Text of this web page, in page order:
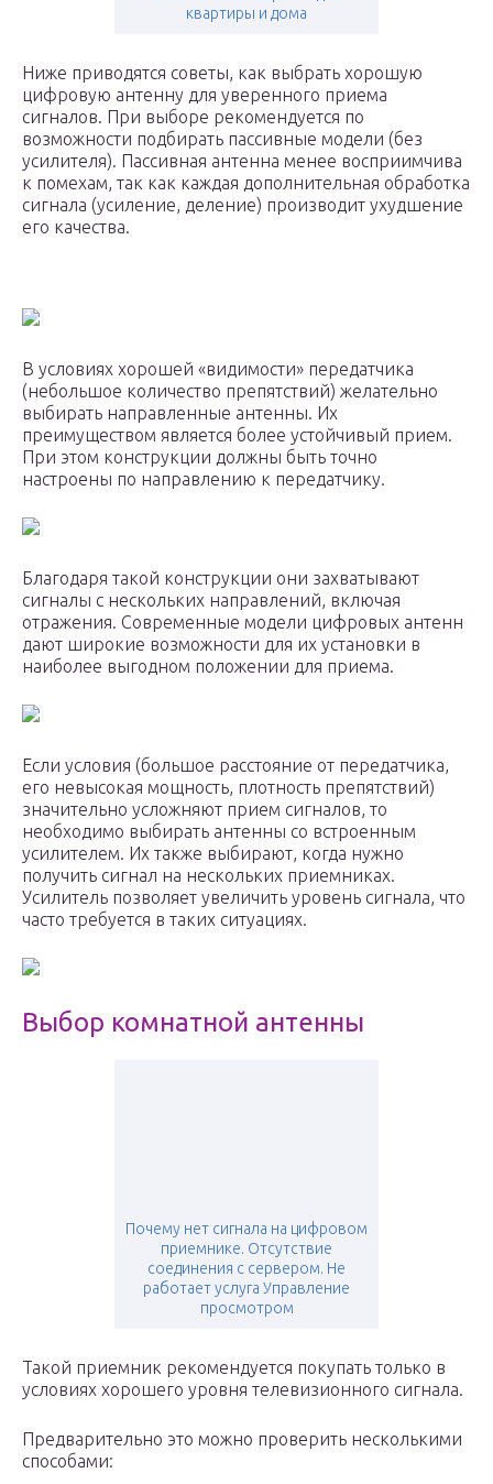
квартиры и дома
Ниже приводятся советы, как выбрать хорошую
цифровую антенну для уверенного приема
сигналов. При выборе рекомендуется по
возможности подбирать пассивные модели (без
усилителя). Пассивная антенна менее восприимчива
к помехам, так как каждая дополнительная обработка
сигнала (усиление, деление) производит ухудшение
его качества.
В условиях хорошей «видимости» передатчика
(небольшое количество препятствий) желательно
выбирать направленные антенны. Их
преимуществом является более устойчивый прием.
При этом конструкции должны быть точно
настроены по направлению к передатчику.
Благодаря такой конструкции они захватывают
сигналы с нескольких направлений, включая
отражения. Современные модели цифровых антенн
дают широкие возможности для их установки в
наиболее выгодном положении для приема.
Если условия (большое расстояние от передатчика,
его невысокая мощность, плотность препятствий)
значительно усложняют прием сигналов, то
необходимо выбирать антенны со встроенным
усилителем. Их также выбирают, когда нужно
получить сигнал на нескольких приемниках.
Усилитель позволяет увеличить уровень сигнала, что
часто требуется в таких ситуациях.
Выбор комнатной антенны
Почему нет сигнала на цифровом
приемнике. Отсутствие
соединения с сервером. Не
работает услуга Управление
просмотром
Такой приемник рекомендуется покупать только в
условиях хорошего уровня телевизионного сигнала.
Предварительно это можно проверить несколькими
способами: